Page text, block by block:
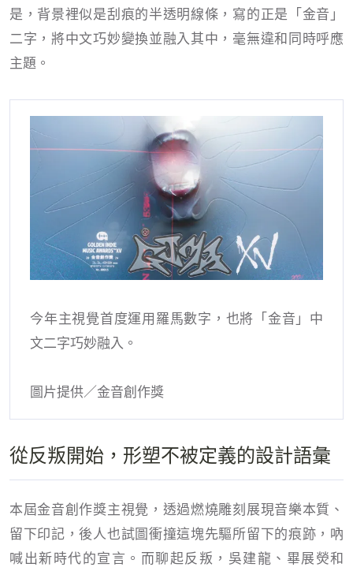
是，背景裡似是刮痕的半透明線條，寫的正是「金音」
二字，將中文巧妙變換並融入其中，毫無違和同時呼應
主題。
今年主視覺首度運用羅馬數字，也將「金音」中
文二字巧妙融入。
圖片提供／金音創作獎
從反叛開始，形塑不被定義的設計語彙
本屆金音創作獎主視覺，透過燃燒雕刻展現音樂本質、
留下印記，後人也試圖衝撞這塊先驅所留下的痕跡，吶
喊出新時代的宣言。而聊起反叛，吳建龍、畢展熒和